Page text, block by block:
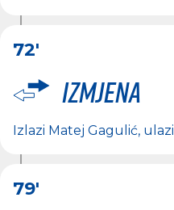
72'
Izmjena
Izlazi Matej Gagulić, ulazi
79'